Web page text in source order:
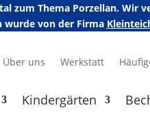
zum Thema Porzellan. Wir
wurde von der Firma
Über uns Werkstatt
Kindergärten